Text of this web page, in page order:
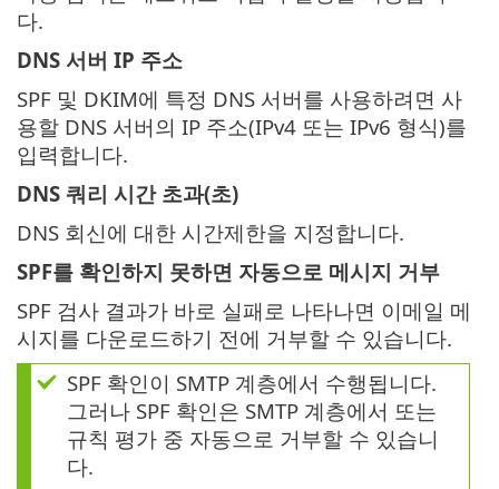
다.
DNS 서버 IP 주소
SPF 및 DKIM에 특정 DNS 서버를 사용하려면 사
용할 DNS 서버의 IP 주소(IPv4 또는 IPv6 형식)를
입력합니다.
DNS 쿼리 시간 초과(초)
DNS 회신에 대한 시간제한을 지정합니다.
SPF를 확인하지 못하면 자동으로 메시지 거부
SPF 검사 결과가 바로 실패로 나타나면 이메일 메
시지를 다운로드하기 전에 거부할 수 있습니다.
SPF 확인이 SMTP 계층에서 수행됩니다.
그러나 SPF 확인은 SMTP 계층에서 또는
규칙 평가 중 자동으로 거부할 수 있습니
다.